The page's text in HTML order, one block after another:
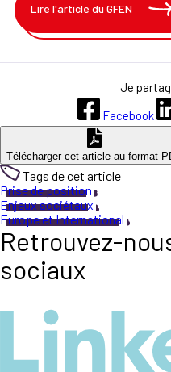
Lire l'article du GFEN
Je
Facebook
Télécharger cet article au format
Tags de cet article
Prise de position
Enjeux sociétaux
Europe et International
Retrouvez-
sociaux